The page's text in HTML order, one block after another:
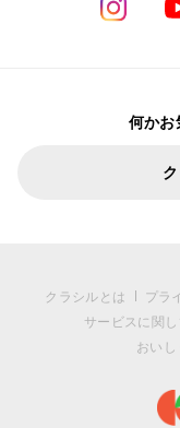
何かお
クラシルとは プラ
サービスに関
おい